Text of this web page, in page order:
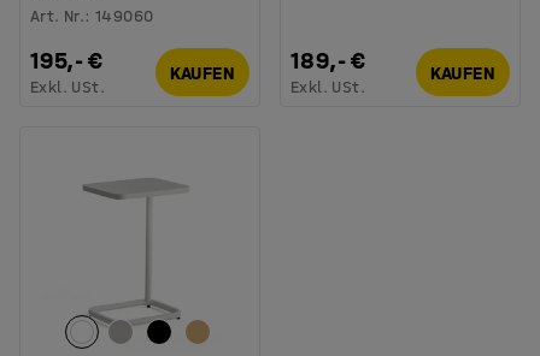
Art. Nr.:149060
195,- €
Exkl. USt.
KAUFEN 189,- €
Exkl. USt.
KAUFEN